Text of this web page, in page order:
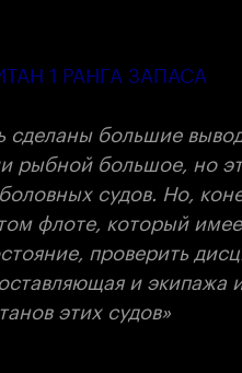
1 РАНГА ЗАПАСА
сделаны большие
рыбной большое, но
судов. Но,
флоте, который
проверить
и экипажа
этих судов»